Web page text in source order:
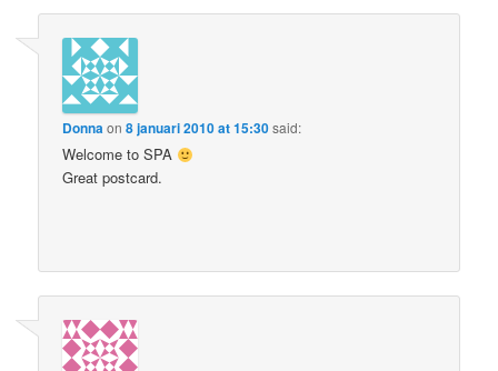
Donnaon8 januari 2010 at 15:30said:
Welcome to SPA
Great postcard.